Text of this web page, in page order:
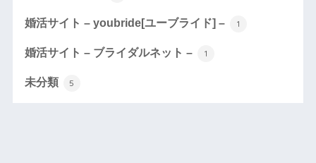
婚活サイト – youbride[ユーブライド] – 1
婚活サイト – ブライダルネット – 1
未分類 5